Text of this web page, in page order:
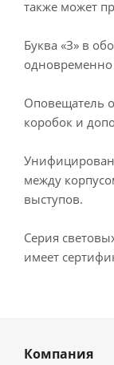
также может
Буква «З» в
одновременно
Оповещатель
коробок и
между
выступов.
Серия
имеет
Компания